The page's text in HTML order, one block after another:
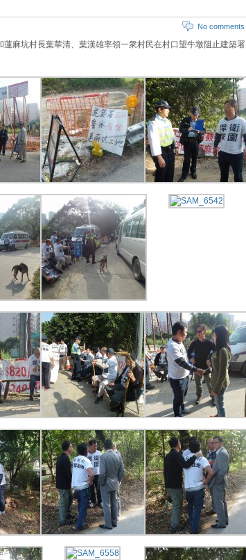
No comments
麻坑村長葉華清、葉漢雄率領一衆村民在村口望牛墩阻止建築署